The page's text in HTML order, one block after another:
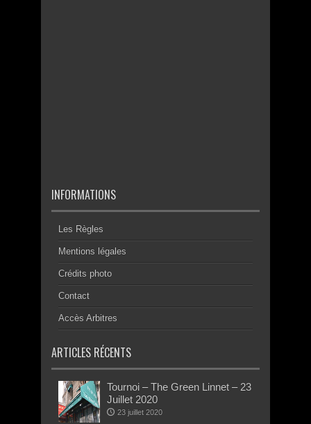
INFORMATIONS
Les Règles
Mentions légales
Crédits photo
Contact
Accès Arbitres
ARTICLES RÉCENTS
Tournoi – The Green Linnet – 23
Juillet 2020
23 juillet 2020